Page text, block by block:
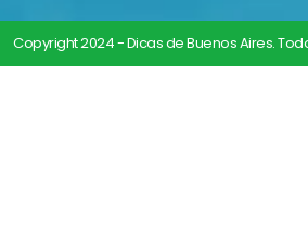
Copyright 2024 - Dicas de Buenos Aires.